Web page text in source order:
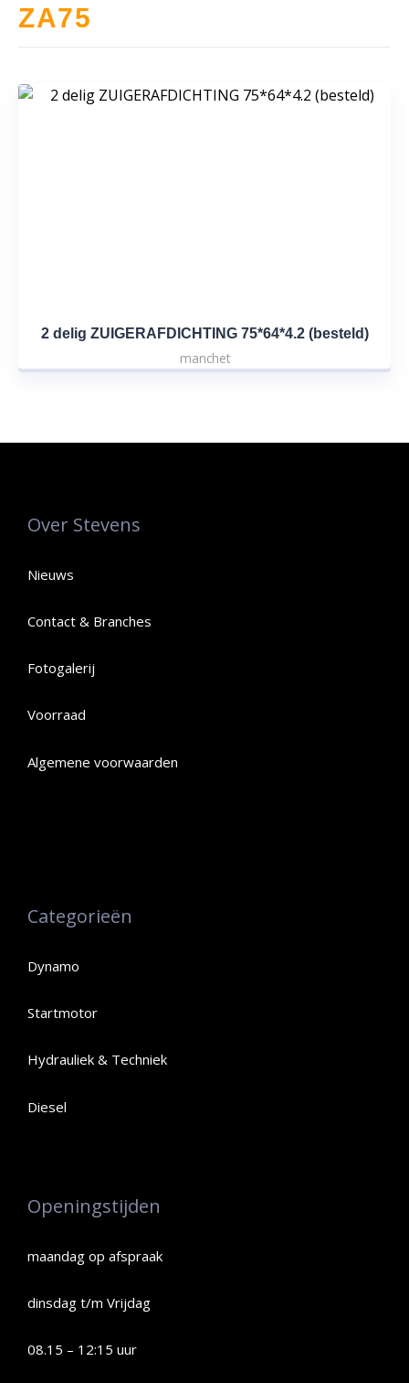
ZA75
2 delig ZUIGERAFDICHTING 75*64*4.2 (besteld)
manchet
Over Stevens
Nieuws
Contact & Branches
Fotogalerij
Voorraad
Algemene voorwaarden
Categorieën
Dynamo
Startmotor
Hydrauliek & Techniek
Diesel
Openingstijden
maandag op afspraak
dinsdag t/m Vrijdag
08.15 – 12:15 uur